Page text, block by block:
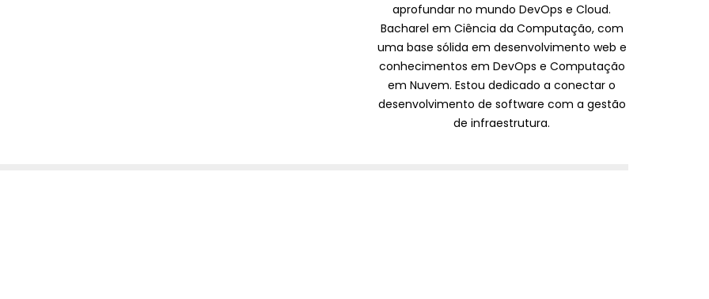
aprofundar no mundo DevOps e Cloud.
Bacharel em Ciência da Computação, com
uma base sólida em desenvolvimento web e
conhecimentos em DevOps e Computação
em Nuvem. Estou dedicado a conectar o
desenvolvimento de software com a gestão
de infraestrutura.